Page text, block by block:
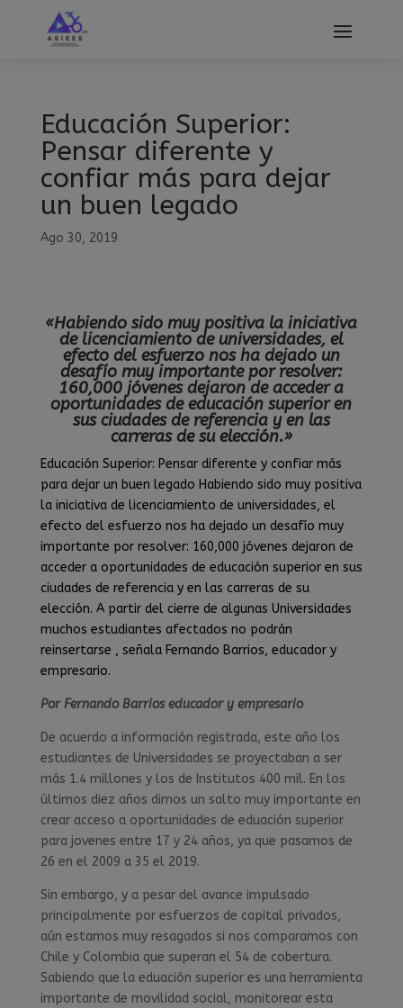
Educación Superior:
Pensar diferente y
confiar más para dejar
un buen legado
Ago 30, 2019
«Habiendo sido muy positiva la iniciativa
de licenciamiento de universidades, el
efecto del esfuerzo nos ha dejado un
desafío muy importante por resolver:
160,000 jóvenes dejaron de acceder a
oportunidades de educación superior en
sus ciudades de referencia y en las
carreras de su elección.»
Educación Superior: Pensar diferente y confiar más
para dejar un buen legado Habiendo sido muy positiva
la iniciativa de licenciamiento de universidades, el
efecto del esfuerzo nos ha dejado un desafío muy
importante por resolver: 160,000 jóvenes dejaron de
acceder a oportunidades de educación superior en sus
ciudades de referencia y en las carreras de su
elección. A partir del cierre de algunas Universidades
muchos estudiantes afectados no podrán
reinsertarse , señala Fernando Barrios, educador y
empresario.
Por Fernando Barrios educador y empresario
De acuerdo a información registrada, este año los
estudiantes de Universidades se proyectaban a ser
más 1.4 millones y los de Institutos 400 mil. En los
últimos diez años dimos un salto muy importante en
crear acceso a oportunidades de eduación superior
para jovenes entre 17 y 24 años, ya que pasamos de
26 en el 2009 a 35 el 2019.
Sin embargo, y a pesar del avance impulsado
principalmente por esfuerzos de capital privados,
aún estamos muy resagados si nos comparamos con
Chile y Colombia que superan el 54 de cobertura.
Sabiendo que la eduación superior es una herramienta
importante de movilidad social, monitorear esta